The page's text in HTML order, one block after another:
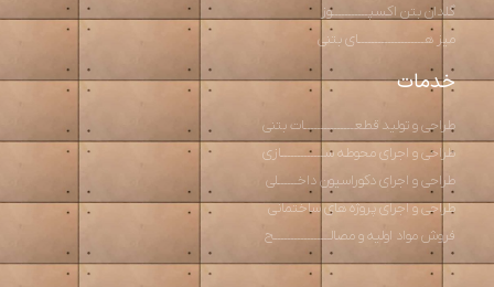
گلدان بتن اکسپـــــــــــوز
میز هــــــــــــــــــــای بتنی
خدمات
طراحی و تولید قطعـــــــــــــــات بتنی
طراحی و اجرای محوطه ســـــــــــــازی
طراحی و اجرای دکوراسیون داخــــــلی
طراحی و اجرای پروژه های ساختمانی
فروش مواد اولیه و مصالـــــــــــــــــح